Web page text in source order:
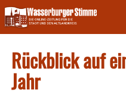
Skip
to
content
Rückblick auf
Jahr